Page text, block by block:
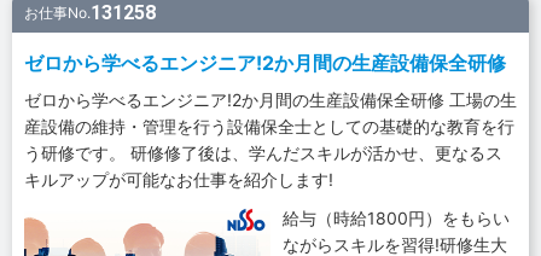
お仕事No.131258
ゼロから学べるエンジニア!2か月間の生産設備保全研修
ゼロから学べるエンジニア!2か月間の生産設備保全研修 工場の生
産設備の維持・管理を行う設備保全士としての基礎的な教育を行
う研修です。 研修修了後は、学んだスキルが活かせ、更なるス
キルアップが可能なお仕事を紹介します!
給与（時給1800円）をもらい
ながらスキルを習得!研修生大